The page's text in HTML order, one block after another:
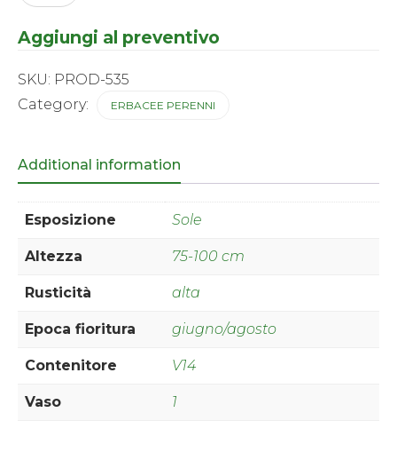
paniculata
Paradise
Aggiungi al preventivo
SKU: PROD-535
Category:
ERBACEE PERENNI
Additional information
Esposizione Sole
Altezza 75-100 cm
Rusticità alta
Epoca fioritura giugno/agosto
Contenitore V14
Vaso 1